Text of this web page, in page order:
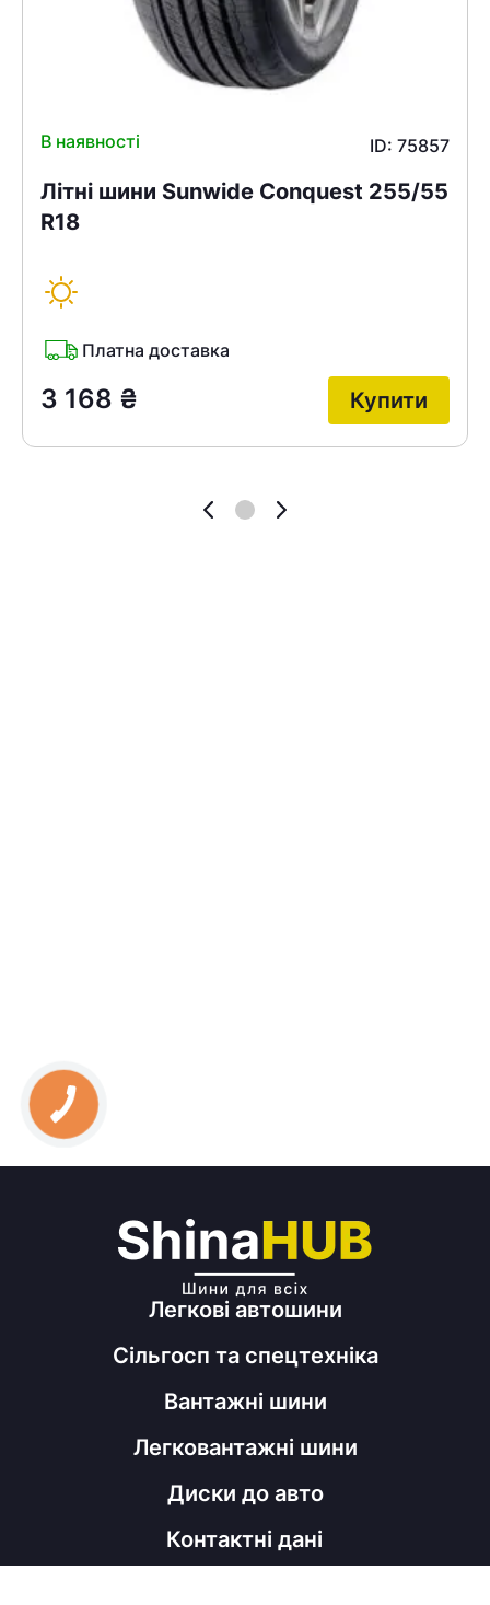
В наявності ID: 75857
Літні шини Sunwide Conquest 255/55
R18
Платна доставка
3 168 ₴ Купити
Легкові автошини
Сільгосп та спецтехніка
Вантажні шини
Легковантажні шини
Диски до авто
Контактні дані